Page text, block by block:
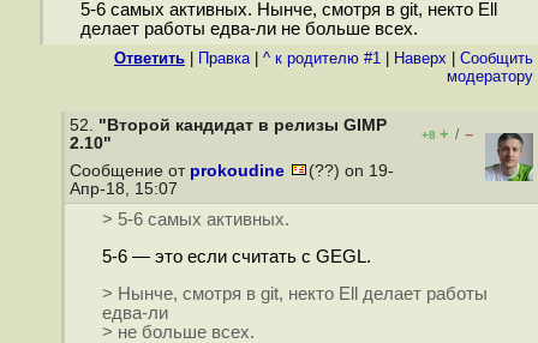
5-6 самых активных. Нынче, смотря в git, некто Ell
делает работы едва-ли не больше всех.
Ответить Правка| ^ к родителю #1 Наверх
Cообщить
модератору
52. "Второй кандидат в релизы GIMP
2.10"
+8 + / –
Сообщение от prokoudine
(??) on 19-
Апр-18, 15:07
> 5-6 самых активных.
5-6 — это если считать с GEGL.
> Нынче, смотря в git, некто Ell делает работы
едва-ли
> не больше всех.